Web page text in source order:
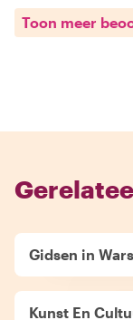
Toon meer
Gidsen in
Kunst En